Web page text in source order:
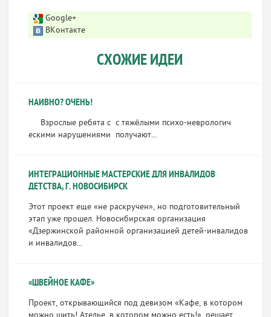
Google+
ВКонтакте
СХОЖИЕ ИДЕИ
НАИВНО? ОЧЕНЬ!
Взрослые ребята с с тяжёлыми психо-неврологич
ескими нарушениями получают...
ИНТЕГРАЦИОННЫЕ МАСТЕРСКИЕ ДЛЯ ИНВАЛИДОВ
ДЕТСТВА, Г. НОВОСИБИРСК
Этот проект еще «не раскручен», но подготовительный
этап уже прошел. Новосибирская организация
«Дзержинской районной организацией детей-инвалидов
и инвалидов...
«ШВЕЙНОЕ КАФЕ»
Проект, открывающийся под девизом «Кафе, в котором